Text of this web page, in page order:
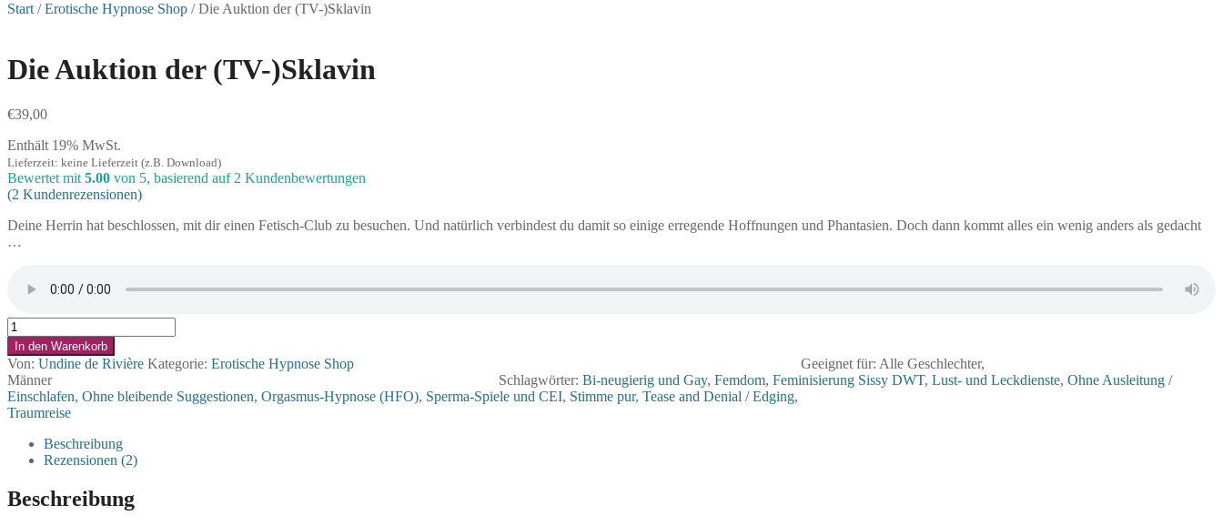
Start /Erotische Hypnose Shop /Die Auktion der (TV-)Sklavin
Die Auktion der (TV-)Sklavin
€39,00
Enthält 19% MwSt.
Lieferzeit: keine Lieferzeit (z.B. Download)
Bewertet mit 5.00 von 5, basierend auf 2 Kundenbewertungen
(2 Kundenrezensionen)
Deine Herrin hat beschlossen, mit dir einen Fetisch-Club zu besuchen. Und natürlich verbindest du damit so einige erregende Hoffnungen und Phantasien. Doch dann kommt alles ein wenig anders als gedacht
…
Die
Auktion
der
(TV-)Sklavin
Menge
In den Warenkorb
Von: Undine de Rivière Kategorie: Erotische Hypnose Shop
Geeignet für: Alle Geschlechter,
Männer
Schlagwörter: Bi-neugierig und Gay, Femdom, Feminisierung Sissy DWT, Lust- und Leckdienste, Ohne Ausleitung /
Einschlafen, Ohne bleibende Suggestionen, Orgasmus-Hypnose (HFO), Sperma-Spiele und CEI, Stimme pur, Tease and Denial / Edging,
Traumreise
Beschreibung
Rezensionen (2)
Beschreibung